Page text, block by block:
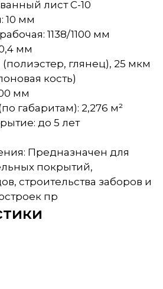
лист С-10
10 мм
1138/1100 мм
мм
глянец), 25 мкм
кость)
мм
габаритам): 2,276 м²
до 5 лет
Предназначен для
покрытий,
строительства заборов и
пр